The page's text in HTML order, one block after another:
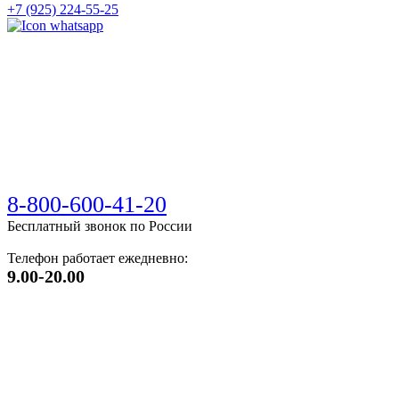
+7 (925) 224-55-25
8-800-600-41-20
Бесплатный звонок по России
Телефон работает ежедневно:
9.00-20.00